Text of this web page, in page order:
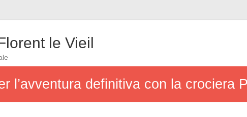
le Vieil
l’avventura definitiva con la crociera